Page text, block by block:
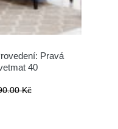
Pravá
40
Kč